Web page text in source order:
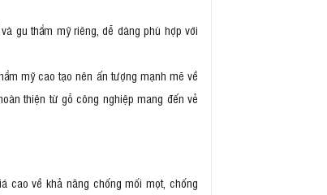
gu thẩm mỹ riêng, dễ dàng phù hợp với
mỹ cao tạo nên ấn tượng mạnh mẽ về
thiện từ gỗ công nghiệp mang đến vẻ
cao về khả năng chống mối mọt, chống